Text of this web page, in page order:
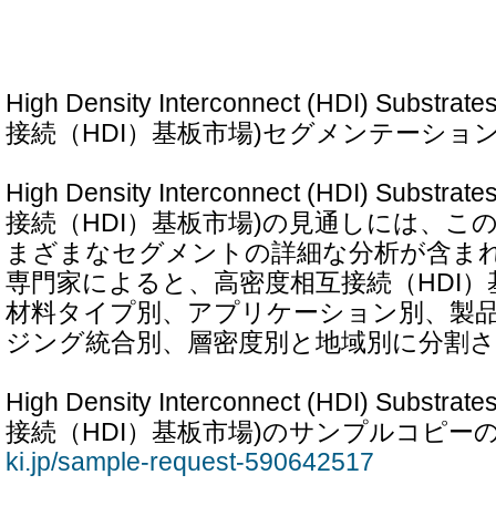
High Density Interconnect (HDI)
接続（HDI）基板市場)セグメンテーショ
High Density Interconnect (HDI)
接続（HDI）基板市場)の見通しには、こ
まざまなセグメントの詳細な分析が含ま
専門家によると、高密度相互接続（HDI
材料タイプ別、アプリケーション別、製
ジング統合別、層密度別と地域別に分割
High Density Interconnect (HDI)
接続（HDI）基板市場)のサンプルコピー
ki.jp/sample-request-590642517